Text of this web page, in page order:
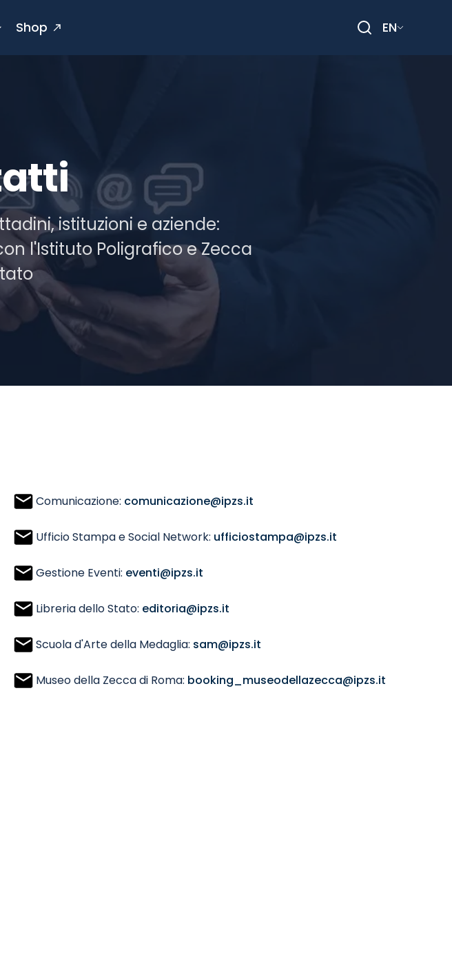
Shop Search
EN
istituzioni e aziende:
l'Istituto Poligrafico e Zecca
Comunicazione: comunicazione@ipzs.it
Ufficio Stampa e Social Network: ufficiostampa@ipzs.it
Gestione Eventi: eventi@ipzs.it
Libreria dello Stato: editoria@ipzs.it
Scuola d'Arte della Medaglia: sam@ipzs.it
Museo della Zecca di Roma: booking_museodellazecca@ipzs.it